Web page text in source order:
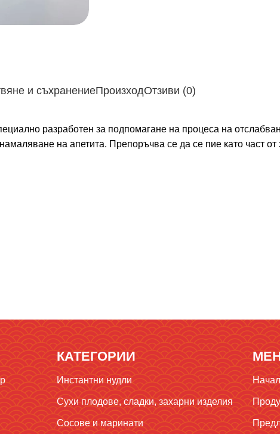
и съхранениеПроизходОтзиви (0)
разработен за подпомагане на процеса на
на апетита. Препоръчва се да се пие като част
КАТЕГОРИИ
Инстантни нудли
Сухи плодове, сладки, захарни изделия
Сосове и маринати